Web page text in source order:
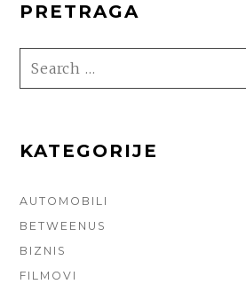
PRETRAGA
SEARCH
FOR:
KATEGORIJE
AUTOMOBILI
BETWEENUS
BIZNIS
FILMOVI